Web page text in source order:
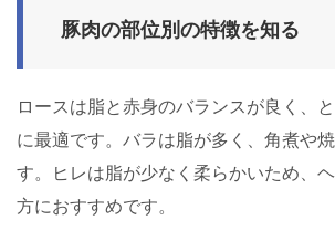
豚肉の部位別の特徴を知る
ロースは脂と赤身のバランスが良く、
に最適です。バラは脂が多く、角煮や
す。ヒレは脂が少なく柔らかいため、
方におすすめです。